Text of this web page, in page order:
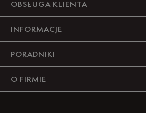
OBSŁUGA KLIENTA
INFORMACJE
PORADNIKI
O FIRMIE